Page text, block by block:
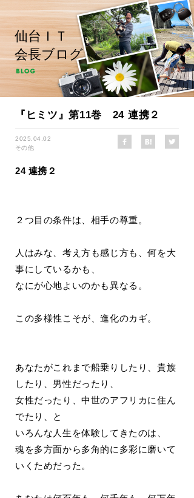
仙台ＩＴ
会長ブログ
『ヒミツ』第11巻 24 連携２
2025.04.02
その他
24 連携２
２つ目の条件は、相手の尊重。
人はみな、考え方も感じ方も、何を大
事にしているかも、
なにが心地よいのかも異なる。
この多様性こそが、進化のカギ。
あなたがこれまで船乗りしたり、貴族
したり、男性だったり、
女性だったり、中世のアフリカに住ん
でたり、と
いろんな人生を体験してきたのは、
魂を多方面から多角的に多彩に磨いて
いくためだった。